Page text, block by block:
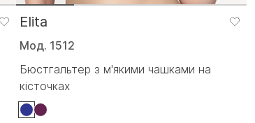
Elita
Мод. 1512
Бюстгальтер з м'якими чашками на
кісточках